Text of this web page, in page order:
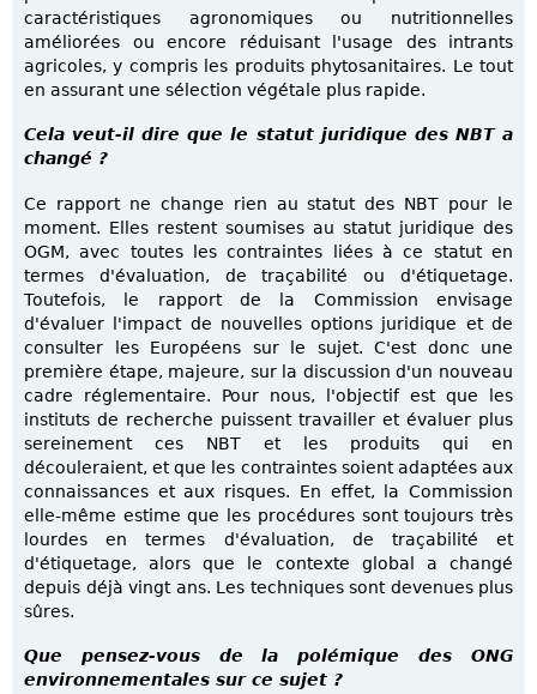
caractéristiques agronomiques ou nutritionnelles
améliorées ou encore réduisant l'usage des intrants
agricoles, y compris les produits phytosanitaires. Le tout
en assurant une sélection végétale plus rapide.
Cela veut-il dire que le statut juridique des NBT a
changé ?
Ce rapport ne change rien au statut des NBT pour le
moment. Elles restent soumises au statut juridique des
OGM, avec toutes les contraintes liées à ce statut en
termes d'évaluation, de traçabilité ou d'étiquetage.
Toutefois, le rapport de la Commission envisage
d'évaluer l'impact de nouvelles options juridique et de
consulter les Européens sur le sujet. C'est donc une
première étape, majeure, sur la discussion d'un nouveau
cadre réglementaire. Pour nous, l'objectif est que les
instituts de recherche puissent travailler et évaluer plus
sereinement ces NBT et les produits qui en
découleraient, et que les contraintes soient adaptées aux
connaissances et aux risques. En effet, la Commission
elle-même estime que les procédures sont toujours très
lourdes en termes d'évaluation, de traçabilité et
d'étiquetage, alors que le contexte global a changé
depuis déjà vingt ans. Les techniques sont devenues plus
sûres.
Que pensez-vous de la polémique des ONG
environnementales sur ce sujet ?